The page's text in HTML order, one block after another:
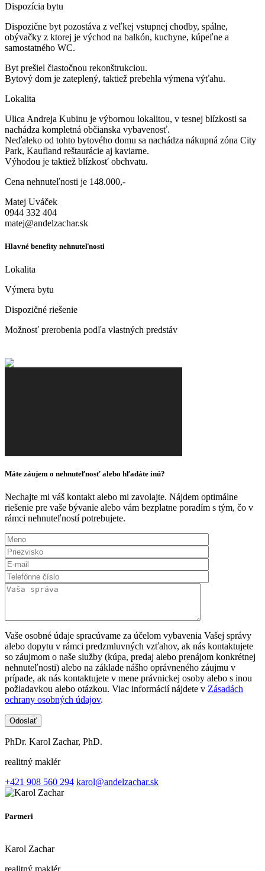
Dispozícia bytu
Dispozične byt pozostáva z veľkej vstupnej chodby, spálne,
obývačky z ktorej je východ na balkón, kuchyne, kúpeľne a
samostatného WC.
Byt prešiel čiastočnou rekonštrukciou.
Bytový dom je zateplený, taktiež prebehla výmena výťahu.
Lokalita
Ulica Andreja Kubinu je výbornou lokalitou, v tesnej blízkosti sa
nachádza kompletná občianska vybavenosť.
Neďaleko od tohto bytového domu sa nachádza nákupná zóna City
Park, Kaufland reštaurácie aj kaviarne.
Výhodou je taktiež blízkosť obchvatu.
Cena nehnuteľnosti je 148.000,-
Matej Uváček
0944 332 404
matej@andelzachar.sk
Hlavné benefity nehnuteľnosti
Lokalita
Výmera bytu
Dispozičné riešenie
Možnosť prerobenia podľa vlastných predstáv
Máte záujem o nehnuteľnosť alebo hľadáte inú?
Nechajte mi váš kontakt alebo mi zavolajte. Nájdem optimálne
riešenie pre vaše bývanie alebo vám bezplatne poradím s tým, čo v
rámci nehnuteľností potrebujete.
Vaše osobné údaje spracúvame za účelom vybavenia Vašej správy
alebo dopytu v rámci predzmluvných vzťahov, ak nás kontaktujete
so záujmom o naše služby (kúpa, predaj alebo prenájom konkrétnej
nehnuteľnosti) alebo na základe nášho oprávneného záujmu v
prípade, ak nás kontaktujete v mene právnickej osoby alebo s inou
požiadavkou alebo otázkou. Viac informácií nájdete v Zásadách
ochrany osobných údajov.
PhDr. Karol Zachar, PhD.
realitný maklér
+421 908 560 294 karol@andelzachar.sk
Partneri
Karol Zachar
realitný maklér